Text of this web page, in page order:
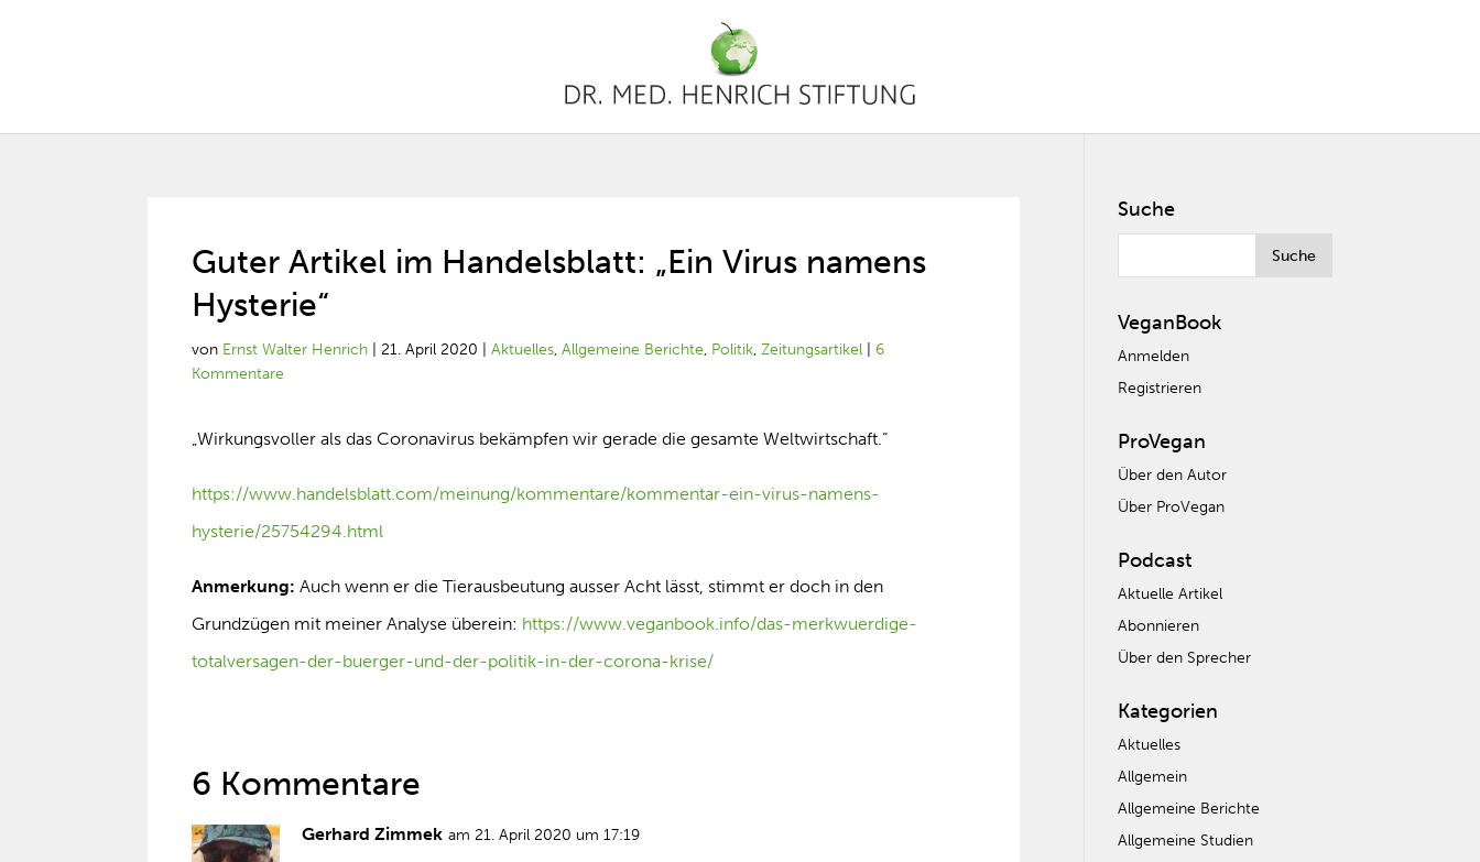
Guter Artikel im Handelsblatt: „Ein Virus namens
Hysterie“
von Ernst Walter Henrich |21. April 2020 |Aktuelles,Allgemeine Berichte, Politik,Zeitungsartikel
6
Kommentare
„Wirkungsvoller als das Coronavirus bekämpfen wir gerade die gesamte Weltwirtschaft.“
https://www.handelsblatt.com/meinung/kommentare/kommentar-ein-virus-namens-
hysterie/25754294.html
Anmerkung: Auch wenn er die Tierausbeutung ausser Acht lässt, stimmt er doch in den
Grundzügen mit meiner Analyse überein: https://www.veganbook.info/das-merkwuerdige-
totalversagen-der-buerger-und-der-politik-in-der-corona-krise/
6 Kommentare
Gerhard Zimmek am 21. April 2020 um 17:19
Suche
VeganBook
Anmelden
Registrieren
ProVegan
Über den Autor
Über ProVegan
Podcast
Aktuelle Artikel
Abonnieren
Über den Sprecher
Kategorien
Aktuelles
Allgemein
Allgemeine Berichte
Allgemeine Studien